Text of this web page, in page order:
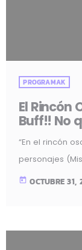
PROGRAMAK
El Rincón
Buff!! No
“En el rincón
personajes
obteniendo un
today OCTUBRE 31,